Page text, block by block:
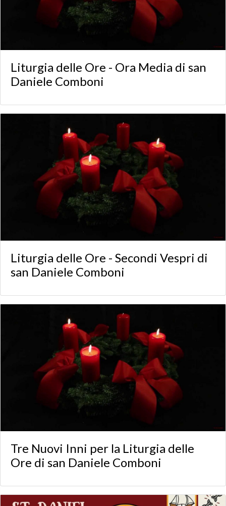
Liturgia delle Ore - Ora Media di san
Daniele Comboni
Liturgia delle Ore - Secondi Vespri di
san Daniele Comboni
Tre Nuovi Inni per la Liturgia delle
Ore di san Daniele Comboni